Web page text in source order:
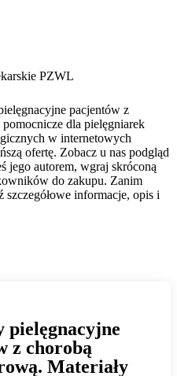
PZWL
pacjentów z
dla pielęgniarek
w internetowych
ofertę. Zobacz u nas podgląd
jego autorem, wgraj skróconą
do zakupu. Zanim
szczegółowe informacje, opis i